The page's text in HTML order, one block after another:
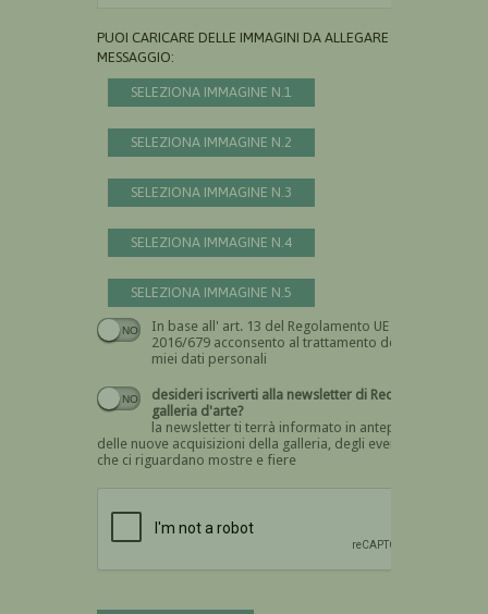
PUOI CARICARE DELLE IMMAGINI DA ALLEGARE AL
MESSAGGIO:
SELEZIONA IMMAGINE N.1
SELEZIONA IMMAGINE N.2
SELEZIONA IMMAGINE N.3
SELEZIONA IMMAGINE N.4
SELEZIONA IMMAGINE N.5
In base all' art. 13 del Regolamento UE n.
2016/679 acconsento al trattamento dei
miei dati personali
Devi dare il consenso
desideri iscriverti alla newsletter di Recta
galleria d'arte?
la newsletter ti terrà informato in anteprima
delle nuove acquisizioni della galleria, degli eventi
che ci riguardano mostre e fiere